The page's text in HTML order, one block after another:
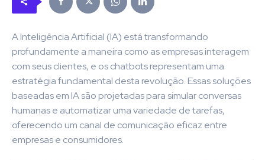
A Inteligência Artificial (IA) está transformando
profundamente a maneira como as empresas interagem
com seus clientes, e os chatbots representam uma
estratégia fundamental desta revolução. Essas soluções
baseadas em IA são projetadas para simular conversas
humanas e automatizar uma variedade de tarefas,
oferecendo um canal de comunicação eficaz entre
empresas e consumidores.